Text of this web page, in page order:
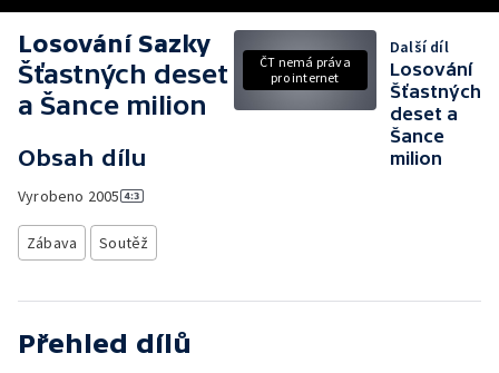
Losování Sazky
Šťastných deset
a Šance milion
Obsah dílu
Vyrobeno 2005
Zábava Soutěž
ČT nemá práva
pro internet
Další díl
Losování
Šťastných
deset a
Šance
milion
Přehled dílů